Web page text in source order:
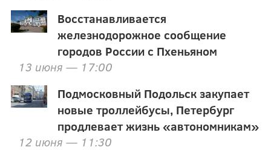
Восстанавливается
железнодорожное сообщение
городов России с Пхеньяном
13 июня — 17:00
Подмосковный Подольск закупает
новые троллейбусы, Петербург
продлевает жизнь «автономникам»
12 июня — 11:30